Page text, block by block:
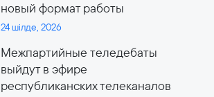
новый формат работы
24 шілде, 2026
Межпартийные теледебаты
выйдут в эфире
республиканских телеканалов